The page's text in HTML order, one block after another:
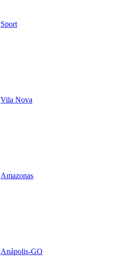
Sport
Vila Nova
Amazonas
Anápolis-GO